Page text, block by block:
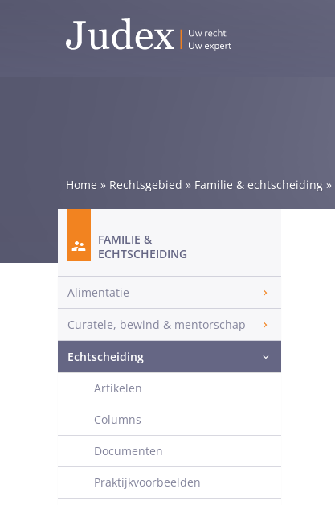
Home » Rechtsgebied » Familie & echtscheiding »
FAMILIE &
ECHTSCHEIDING
Alimentatie
Curatele, bewind & mentorschap
Echtscheiding
Artikelen
Columns
Documenten
Praktijkvoorbeelden